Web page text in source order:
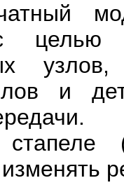
целью
и
стапеле